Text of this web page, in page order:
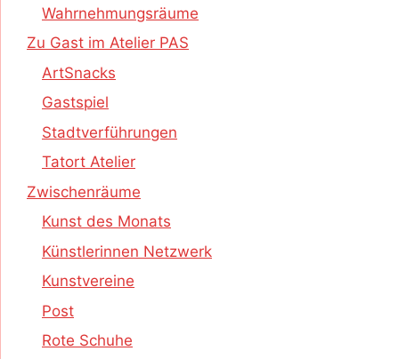
Wahrnehmungsräume
Zu Gast im Atelier PAS
ArtSnacks
Gastspiel
Stadtverführungen
Tatort Atelier
Zwischenräume
Kunst des Monats
Künstlerinnen Netzwerk
Kunstvereine
Post
Rote Schuhe